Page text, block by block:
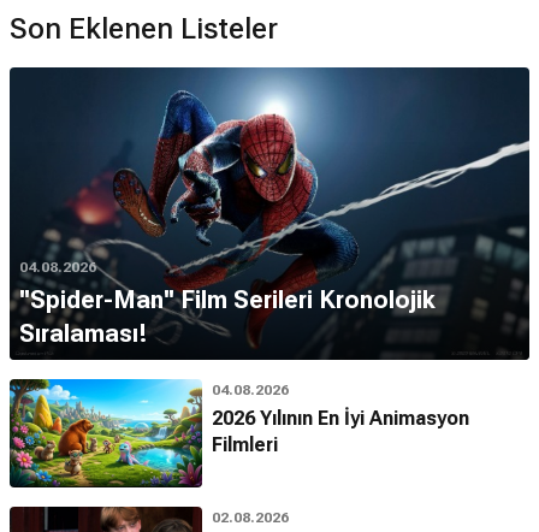
Son Eklenen Listeler
04.08.2026
''Spider-Man'' Film Serileri Kronolojik
Sıralaması!
04.08.2026
2026 Yılının En İyi Animasyon
Filmleri
02.08.2026